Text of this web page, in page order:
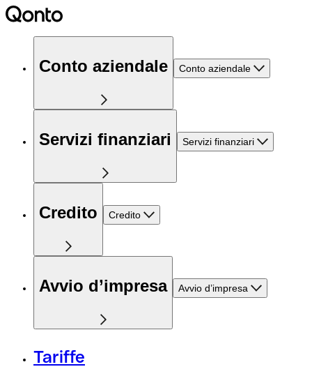
Conto aziendale Conto aziendale
Servizi finanziari Servizi finanziari
Credito Credito
Avvio d’impresa Avvio d’impresa
Tariffe